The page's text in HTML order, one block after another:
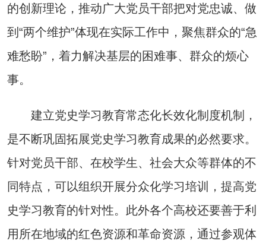
的创新理论，推动广大党员干部把对党忠诚、做
到“两个维护”体现在实际工作中，聚焦群众的“急
难愁盼”，着力解决基层的困难事、群众的烦心
事。
建立党史学习教育常态化长效化制度机制，
是不断巩固拓展党史学习教育成果的必然要求。
针对党员干部、在校学生、社会大众等群体的不
同特点，可以组织开展分众化学习培训，提高党
史学习教育的针对性。此外各个高校还要善于利
用所在地域的红色资源和革命资源，通过参观体